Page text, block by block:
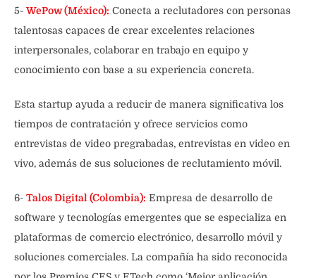
5-WePow (México): Conecta a reclutadores con personas
talentosas capaces de crear excelentes relaciones
interpersonales, colaborar en trabajo en equipo y
conocimiento con base a su experiencia concreta.
Esta startup ayuda a reducir de manera significativa los
tiempos de contratación y ofrece servicios como
entrevistas de video pregrabadas, entrevistas en video en
vivo, además de sus soluciones de reclutamiento móvil.
6- Talos Digital (Colombia): Empresa de desarrollo de
software y tecnologías emergentes que se especializa en
plataformas de comercio electrónico, desarrollo móvil y
soluciones comerciales. La compañía ha sido reconocida